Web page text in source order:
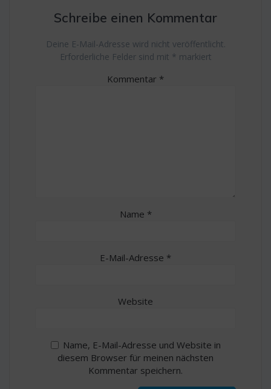
Schreibe einen Kommentar
Deine E-Mail-Adresse wird nicht veröffentlicht.
Erforderliche Felder sind mit * markiert
Kommentar *
Name *
E-Mail-Adresse *
Website
Name, E-Mail-Adresse und Website in
diesem Browser für meinen nächsten
Kommentar speichern.